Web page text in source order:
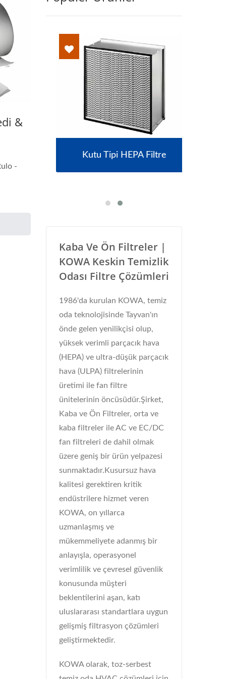
&
-
Kutu Tipi HEPA Filtre
Kaba Ve Ön Filtreler |
KOWA Keskin Temizlik
Odası Filtre Çözümleri
1986'da kurulan KOWA, temiz
oda teknolojisinde Tayvan'ın
önde gelen yenilikçisi olup,
yüksek verimli parçacık hava
(HEPA) ve ultra-düşük parçacık
hava (ULPA) filtrelerinin
üretimi ile fan filtre
ünitelerinin öncüsüdür.Şirket,
Kaba ve Ön Filtreler, orta ve
kaba filtreler ile AC ve EC/DC
fan filtreleri de dahil olmak
üzere geniş bir ürün yelpazesi
sunmaktadır.Kusursuz hava
kalitesi gerektiren kritik
endüstrilere hizmet veren
KOWA, on yıllarca
uzmanlaşmış ve
mükemmeliyete adanmış bir
anlayışla, operasyonel
verimlilik ve çevresel güvenlik
konusunda müşteri
beklentilerini aşan, katı
uluslararası standartlara uygun
gelişmiş filtrasyon çözümleri
geliştirmektedir.
KOWA olarak, toz-serbest